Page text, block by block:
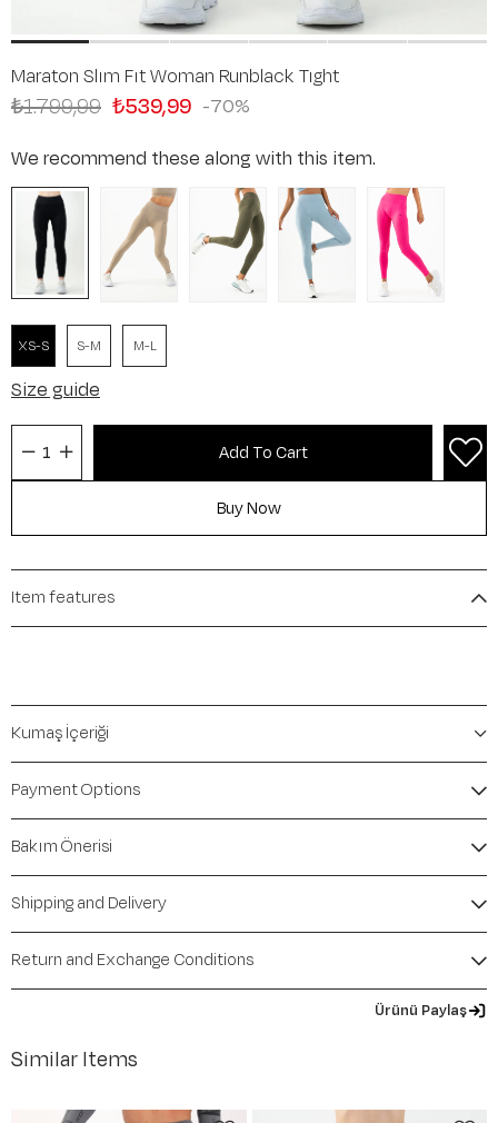
Maraton Slım Fıt Woman Runblack Tıght
70
₺1.799,99 ₺539,99
We recommend these along with this item.
XS-S S-M M-L
Size guide
Item features
Kumaş İçeriği
Payment Options
Bakım Önerisi
Shipping and Delivery
Return and Exchange Conditions
Ürünü Paylaş
Similar Items